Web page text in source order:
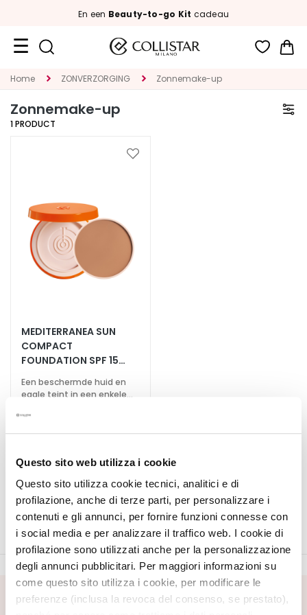
Questo sito web utilizza i cookie
Questo sito utilizza cookie tecnici, analitici e di
profilazione, anche di terze parti, per personalizzare i
contenuti e gli annunci, per fornire funzioni connesse con
i social media e per analizzare il traffico web. I cookie di
profilazione sono utilizzati anche per la personalizzazione
degli annunci pubblicitari. Per maggiori informazioni su
come questo sito utilizza i cookie, per modificare le
preferenze (inclusa la revoca del consenso, se prestato),
En een Beauty-to-go Kit cadeau
Travel
Nieuw
S
p
e
c
i
a
b
e
h
a
n
d
e
l
i
n
Home ZONVERZORGING Zonnemake-up
Zonnemake-up
1PRODUCT
Voeg
MEDITERRANEA SUN
COMPACT
FOUNDATION SPF 15
Een beschermde huid en
egale teint in een enkele
€ 24,00
€ 30,00
SCHRIJF U IN VOOR DE NIEUWSBRIEF